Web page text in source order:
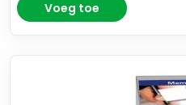
Voeg toe